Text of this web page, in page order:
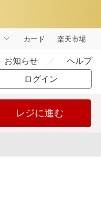
カード 楽天市場
お知らせ ヘルプ
ログイン
レジに進む